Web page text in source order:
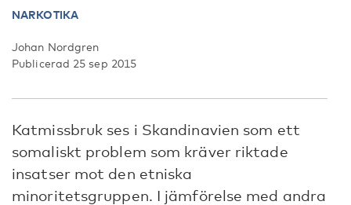
NARKOTIKA
Johan Nordgren
Publicerad 25 sep 2015
Katmissbruk ses i Skandinavien som ett
somaliskt problem som kräver riktade
insatser mot den etniska
minoritetsgruppen. I jämförelse med andra